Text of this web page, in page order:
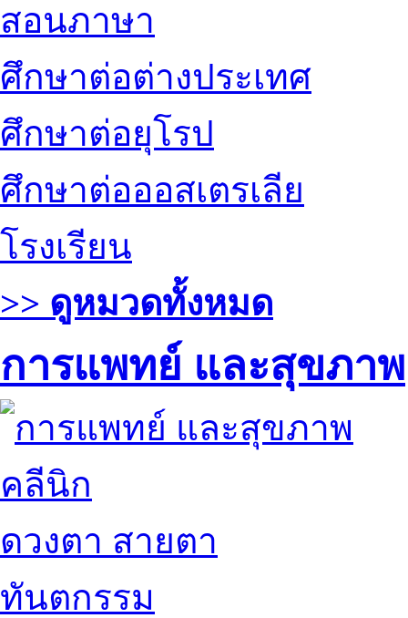
สอนภาษา
ศึกษาต่อต่างประเทศ
ศึกษาต่อยุโรป
ศึกษาต่อออสเตรเลีย
โรงเรียน
>> ดูหมวดทั้งหมด
การแพทย์ และสุขภาพ
คลีนิก
ดวงตา สายตา
ทันตกรรม